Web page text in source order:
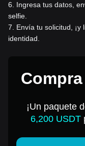
6
Ingresa tus datos,
selfie.
7
Envía tu solicitud,
identidad.
¡Un paquete
6,200 USDT